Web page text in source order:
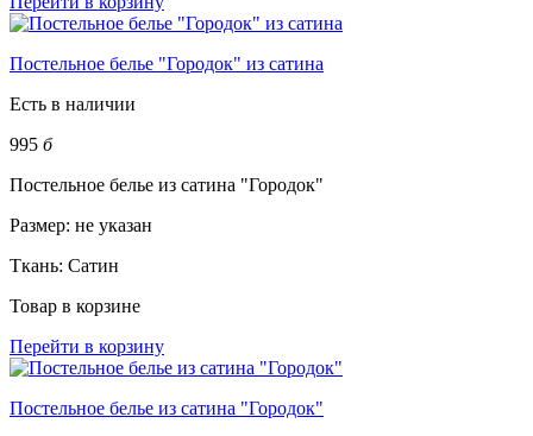
Постельное белье "Городок" из сатина
Есть в наличии
995 б
Постельное белье из сатина "Городок"
Размер: не указан
Ткань: Сатин
Товар в корзине
Перейти в корзину
Постельное белье из сатина "Городок"